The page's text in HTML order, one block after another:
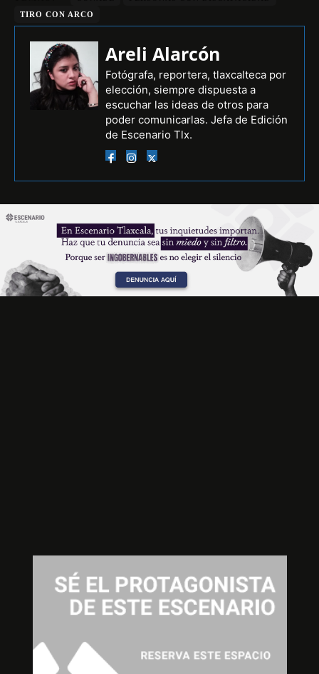
TIRO CON ARCO
Areli Alarcón
Fotógrafa, reportera, tlaxcalteca por
elección, siempre dispuesta a
escuchar las ideas de otros para
poder comunicarlas. Jefa de Edición
de Escenario Tlx.